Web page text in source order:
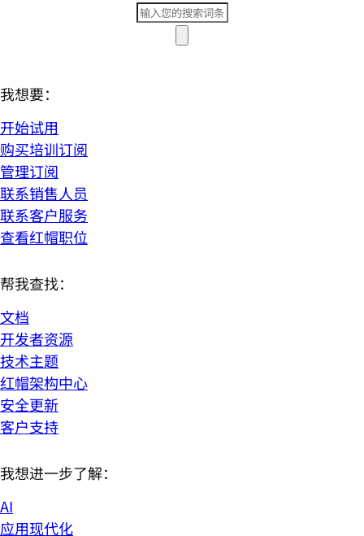
我想要：
开始试用
购买培训订阅
管理订阅
联系销售人员
联系客户服务
查看红帽职位
帮我查找：
文档
开发者资源
技术主题
红帽架构中心
安全更新
客户支持
我想进一步了解：
AI
应用现代化